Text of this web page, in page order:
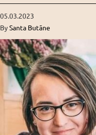
05.03.2023
BySanta Butāne